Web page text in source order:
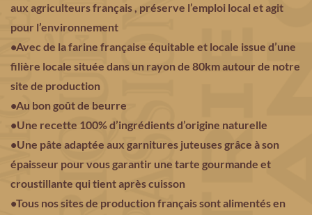
aux agriculteurs français , préserve l’emploi local et agit
pour l’environnement
•Avec de la farine française équitable et locale issue d’une
filière locale située dans un rayon de 80km autour de notre
site de production
•Au bon goût de beurre
•Une recette 100% d’ingrédients d’origine naturelle
•Une pâte adaptée aux garnitures juteuses grâce à son
épaisseur pour vous garantir une tarte gourmande et
croustillante qui tient après cuisson
•Tous nos sites de production français sont alimentés en